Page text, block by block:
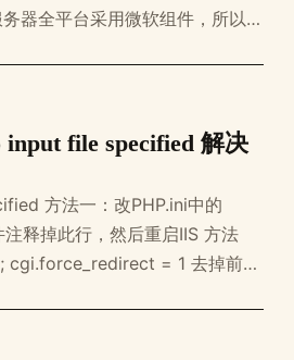
器全平台采用微软组件，所以不
果只有像.htac
file specified 解决
方法一：改PHP.ini中的
释掉此行，然后重启IIS 方法
cgi.force_redirect = 1 去掉前面